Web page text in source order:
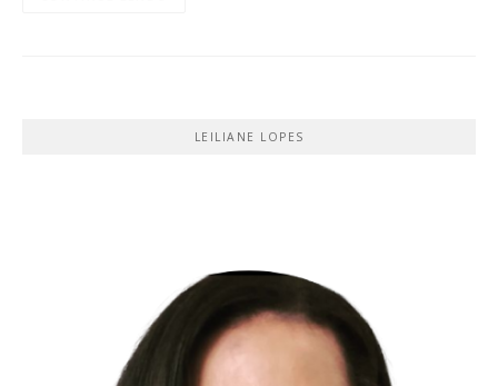
LEILIANE LOPES